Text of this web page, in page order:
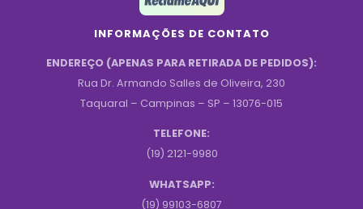
INFORMAÇÕES DE CONTATO
ENDEREÇO (APENAS PARA RETIRADA DE PEDIDOS):
Rua Dr. Armando Salles de Oliveira, 230
Taquaral – Campinas – SP – 13076-015
TELEFONE:
(19) 2121-9980
WHATSAPP:
(19) 99103-6807